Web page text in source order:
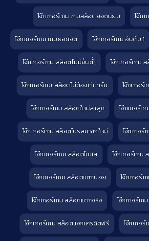
โจ๊กเกอร์เกม เกมสล็อตยอดนิยม โจ๊ก
โจ๊กเกอร์เกม เกมยอดฮิต โจ๊กเกอร์เกม อันดับ 1
โจ๊กเกอร์เกม สล็อตไม่มีขั้นต่ำ โจ๊กเกอร์เกม
โจ๊กเกอร์เกม สล็อตไม่ต้องทำเทิร์น โจ๊กเกอร์
โจ๊กเกอร์เกม สล็อตใหม่ล่าสุด โจ๊กเกอร์เ
โจ๊กเกอร์เกม สล็อตโปรสมาชิกใหม่ โจ๊กเกอร์
โจ๊กเกอร์เกม สล็อตโบนัส โจ๊กเกอร์เก
โจ๊กเกอร์เกม สล็อตแตกบ่อย โจ๊กเกอร์
โจ๊กเกอร์เกม สล็อตแตกจริง โจ๊กเกอร์เ
โจ๊กเกอร์เกม สล็อตแจกเครดิตฟรี โจ๊กเกอ